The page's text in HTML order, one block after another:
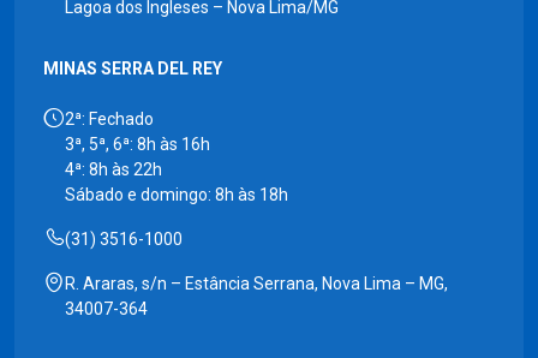
Lagoa dos Ingleses – Nova Lima/MG
MINAS SERRA DEL REY
2ª: Fechado
3ª, 5ª, 6ª: 8h às 16h
4ª: 8h às 22h
Sábado e domingo: 8h às 18h
(31) 3516-1000
R. Araras, s/n – Estância Serrana, Nova Lima – MG,
34007-364